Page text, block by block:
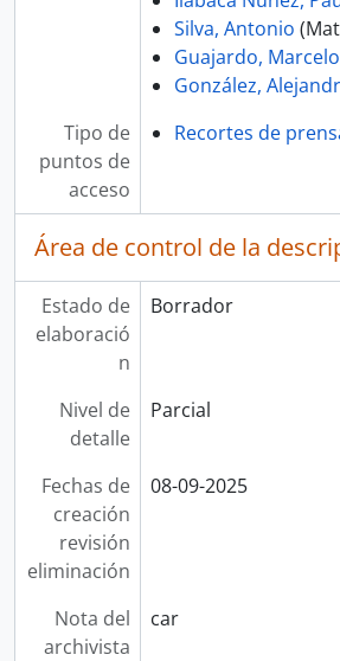
Silva, Antonio
Guajardo, Marcelo
González,
Tipo de
puntos de
acceso
Recortes de
Área de control de la
Estado de
elaboració
n
Borrador
Nivel de
detalle
Parcial
Fechas de
creación
revisión
eliminación
08-09-2025
Nota del
archivista
car